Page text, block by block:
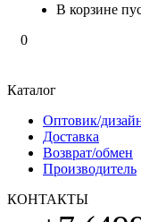
В корзине
0
Каталог
Оптовик/
Доставка
Возврат/обмен
Производитель
КОНТАКТЫ